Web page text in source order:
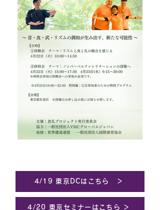
4/19 東京DCはこちら ＞
4/20 東京セミナーはこちら ＞